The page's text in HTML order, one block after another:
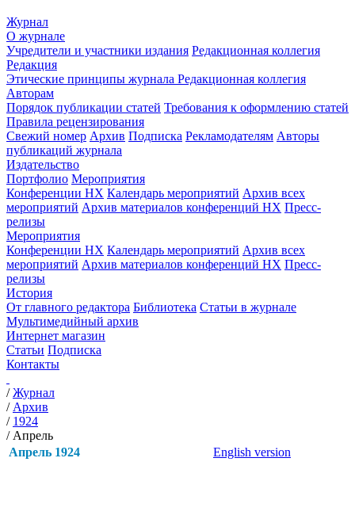
Журнал
О журнале
Учредители и участники издания Редакционная коллегия
Редакция
Этические принципы журнала Редакционная коллегия
Авторам
Порядок публикации статей Требования к оформлению статей
Правила рецензирования
Свежий номер Архив Подписка Рекламодателям Авторы
публикаций журнала
Издательство
Портфолио Мероприятия
Конференции НХ Календарь мероприятий Архив всех
мероприятий Архив материалов конференций НХ Пресс-
релизы
Мероприятия
Конференции НХ Календарь мероприятий Архив всех
мероприятий Архив материалов конференций НХ Пресс-
релизы
История
От главного редактора Библиотека Статьи в журнале
Мультимедийный архив
Интернет магазин
Статьи Подписка
Контакты
/Журнал
/ Архив
/ 1924
/ Апрель
Апрель 1924
English version